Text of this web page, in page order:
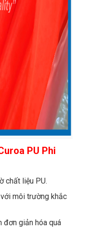
PU Phi
chất liệu PU.
với môi trường khắc
đơn giản hóa quá